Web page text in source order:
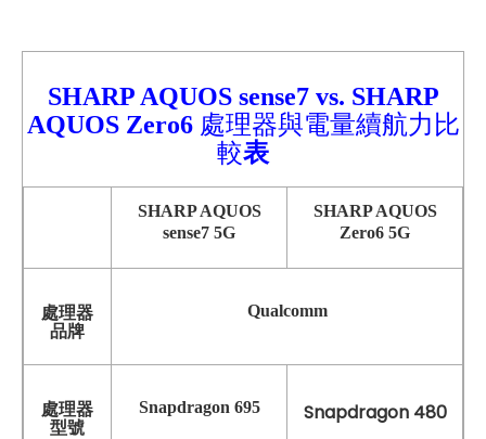
SHARP AQUOS sense7 vs. SHARP
AQUOS Zero6處理器與電量續航力比
較表
SHARP AQUOS
sense7 5G
SHARP AQUOS
Zero6 5G
處理器
品牌
Qualcomm
處理器
型號
Snapdragon 695 Snapdragon 480